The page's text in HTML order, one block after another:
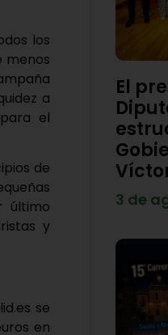
los
menos
a
el
de
último
y
se
en
El
3 de